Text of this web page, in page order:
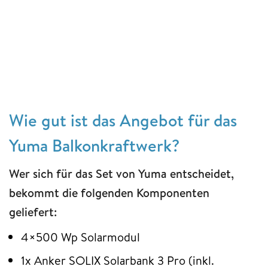
Wie gut ist das Angebot für das
Yuma Balkonkraftwerk?
Wer sich für das Set von Yuma entscheidet,
bekommt die folgenden Komponenten
geliefert:
4×500 Wp Solarmodul
1x Anker SOLIX Solarbank 3 Pro (inkl.